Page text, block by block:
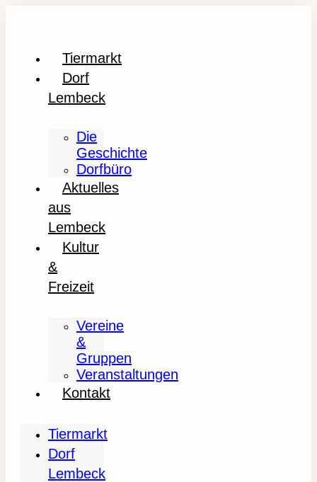
Tiermarkt
Dorf
Lembeck
Die
Geschichte
Dorfbüro
Aktuelles
aus
Lembeck
Kultur
&
Freizeit
Vereine
&
Gruppen
Veranstaltungen
Kontakt
Tiermarkt
Dorf
Lembeck